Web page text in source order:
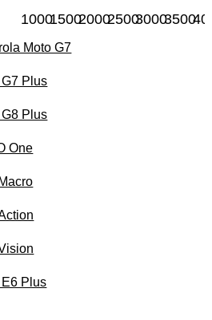
100015002000250030003500
Moto G7
Plus
Plus
One
E6 Plus